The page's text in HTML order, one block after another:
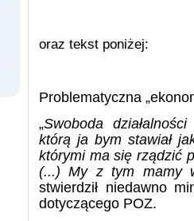
oraz tekst poniżej:
Problematyczna
„Swoboda
którą ja bym stawiał
którymi ma się rządzić
(...) My z tym mamy
stwierdził niedawno
dotyczącego POZ.